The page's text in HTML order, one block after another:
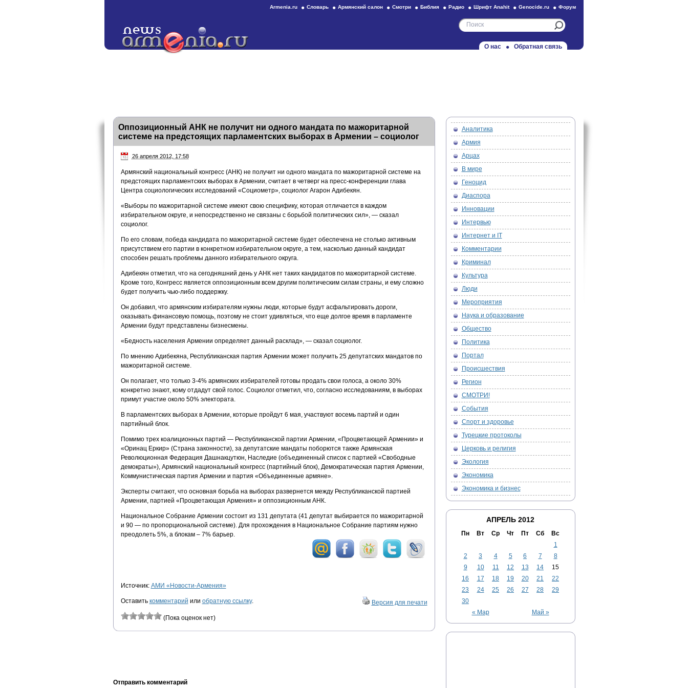
Armenia.ru Словарь Армянский салон Смотри Библия Радио Шрифт Anahit Genocide.ru Форум
О нас Обратная связь
Оппозиционный АНК не получит ни одного мандата по мажоритарной
системе на предстоящих парламентских выборах в Армении – социолог
26 апреля 2012, 17:58
Армянский национальный конгресс (АНК) не получит ни одного мандата по мажоритарной системе на
предстоящих парламентских выборах в Армении, считает в четверг на пресс-конференции глава
Центра социологических исследований «Социометр», социолог Агарон Адибекян.
«Выборы по мажоритарной системе имеют свою специфику, которая отличается в каждом
избирательном округе, и непосредственно не связаны с борьбой политических сил», — сказал
социолог.
По его словам, победа кандидата по мажоритарной системе будет обеспечена не столько активным
присутствием его партии в конкретном избирательном округе, а тем, насколько данный кандидат
способен решать проблемы данного избирательного округа.
Адибекян отметил, что на сегодняшний день у АНК нет таких кандидатов по мажоритарной системе.
Кроме того, Конгресс является оппозиционным всем другим политическим силам страны, и ему сложно
будет получить чью-либо поддержку.
Он добавил, что армянским избирателям нужны люди, которые будут асфальтировать дороги,
оказывать финансовую помощь, поэтому не стоит удивляться, что еще долгое время в парламенте
Армении будут представлены бизнесмены.
«Бедность населения Армении определяет данный расклад», — сказал социолог.
По мнению Адибекяна, Республиканская партия Армении может получить 25 депутатских мандатов по
мажоритарной системе.
Он полагает, что только 3-4% армянских избирателей готовы продать свои голоса, а около 30%
конкретно знают, кому отдадут свой голос. Социолог отметил, что, согласно исследованиям, в выборах
примут участие около 50% электората.
В парламентских выборах в Армении, которые пройдут 6 мая, участвуют восемь партий и один
партийный блок.
Помимо трех коалиционных партий — Республиканской партии Армении, «Процветающей Армении» и
«Оринац Еркир» (Страна законности), за депутатские мандаты поборются также Армянская
Революционная Федерация Дашнакцутюн, Наследие (объединенный список с партией «Свободные
демократы»), Армянский национальный конгресс (партийный блок), Демократическая партия Армении,
Коммунистическая партия Армении и партия «Объединенные армяне».
Эксперты считают, что основная борьба на выборах развернется между Республиканской партией
Армении, партией «Процветающая Армения» и оппозиционным АНК.
Национальное Собрание Армении состоит из 131 депутата (41 депутат выбирается по мажоритарной
и 90 — по пропорциональной системе). Для прохождения в Национальное Собрание партиям нужно
преодолеть 5%, а блокам – 7% барьер.
Источник: АМИ «Новости-Армения»
Оставить комментарий или обратную ссылку. Версия для печати
(Пока оценок нет)
Отправить комментарий
Аналитика
Армия
Арцах
В мире
Геноцид
Диаспора
Инновации
Интервью
Интернет и IT
Комментарии
Криминал
Культура
Люди
Мероприятия
Наука и образование
Общество
Политика
Портал
Происшествия
Регион
СМОТРИ!
События
Спорт и здоровье
Турецкие протоколы
Церковь и религия
Экология
Экономика
Экономика и бизнес
АПРЕЛЬ 2012
Пн Вт Ср Чт Пт Сб Вс
« Мар Май »
1
2
3 4 5 6 7
8
9
10 11 12 13 14
15
16
17 18 19 20 21
22
23
24 25 26 27 28
29
30